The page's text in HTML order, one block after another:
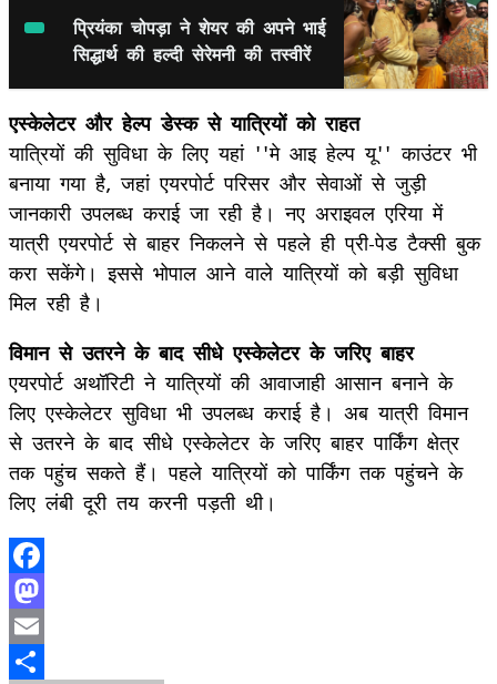
प्रियंका चोपड़ा ने शेयर की अपने भाई
सिद्धार्थ की हल्दी सेरेमनी की तस्वीरें
एस्केलेटर और हेल्प डेस्क से यात्रियों को राहत
यात्रियों की सुविधा के लिए यहां ''मे आइ हेल्प यू'' काउंटर भी
बनाया गया है, जहां एयरपोर्ट परिसर और सेवाओं से जुड़ी
जानकारी उपलब्ध कराई जा रही है। नए अराइवल एरिया में
यात्री एयरपोर्ट से बाहर निकलने से पहले ही प्री-पेड टैक्सी बुक
करा सकेंगे। इससे भोपाल आने वाले यात्रियों को बड़ी सुविधा
मिल रही है।
विमान से उतरने के बाद सीधे एस्केलेटर के जरिए बाहर
एयरपोर्ट अथॉरिटी ने यात्रियों की आवाजाही आसान बनाने के
लिए एस्केलेटर सुविधा भी उपलब्ध कराई है। अब यात्री विमान
से उतरने के बाद सीधे एस्केलेटर के जरिए बाहर पार्किंग क्षेत्र
तक पहुंच सकते हैं। पहले यात्रियों को पार्किंग तक पहुंचने के
लिए लंबी दूरी तय करनी पड़ती थी।
Facebook
Mastodon
Email